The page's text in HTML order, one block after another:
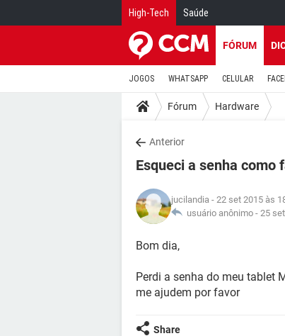
High-Tech Saúde
FÓRUM
JOGOS WHATSAPP CELULAR
Fórum Hardware
Anterior
Esqueci a senha como
jucilandia - 22 set 2015 às
usuário anônimo - 25
Bom dia,
Perdi a senha do meu tablet
me ajudem por favor
Share